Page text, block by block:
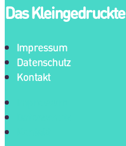
Das Kleingedruckte
Impressum
Datenschutz
Kontakt